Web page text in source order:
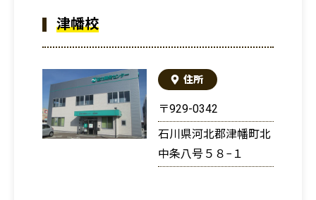
津幡校
住所
〒929-0342
石川県河北郡津幡町北
中条八号５８−１